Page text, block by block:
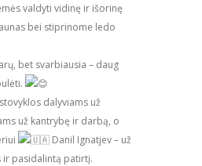
valdyti vidinę ir išorinę
bei stiprinome ledo
bet svarbiausia – daug
dalyviams už
už kantrybę ir darbą, o
Danil Ignatjev – už
ir pasidalintą patirtį.